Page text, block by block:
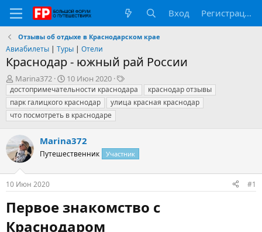
Вход Регистрация
Отзывы об отдыхе в Краснодарском крае
Авиабилеты | Туры | Отели
Краснодар - южный рай России
А
в
т
о
р
м
ы
Marina372
Д
а
т
а
н
ч
а
а
10 Июн 2020
Т
е
г
и
достопримечательности краснодара
краснодар отзывы
парк галицкого краснодар
улица красная краснодар
что посмотреть в краснодаре
Marina372
Путешественник Участник
10 Июн 2020 #1
Первое знакомство с
Краснодаром​